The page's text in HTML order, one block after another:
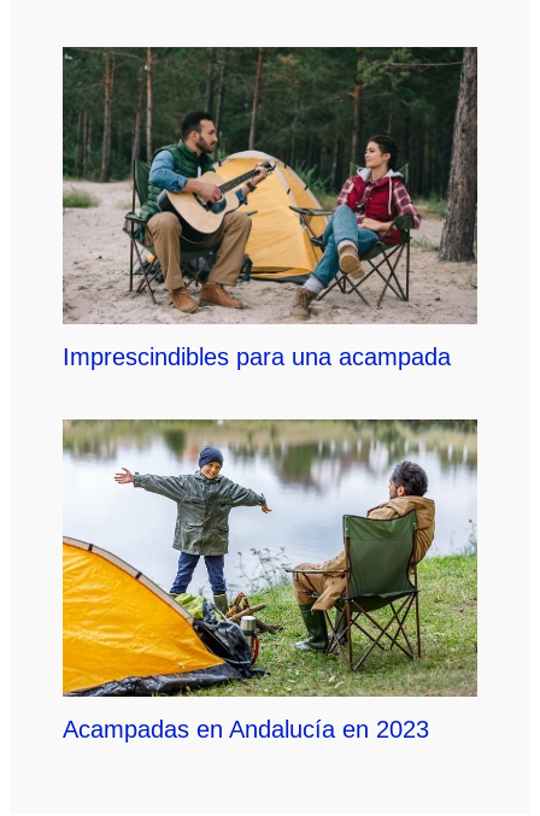
Imprescindibles para una acampada
Acampadas en Andalucía en 2023